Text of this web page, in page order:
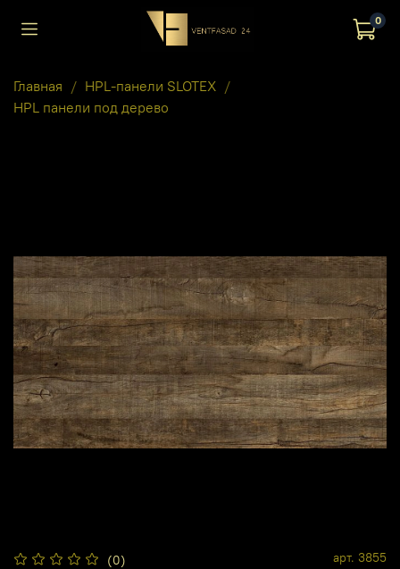
0
Главная
HPL-панели SLOTEX
HPL панели под дерево
(0) арт. 3855